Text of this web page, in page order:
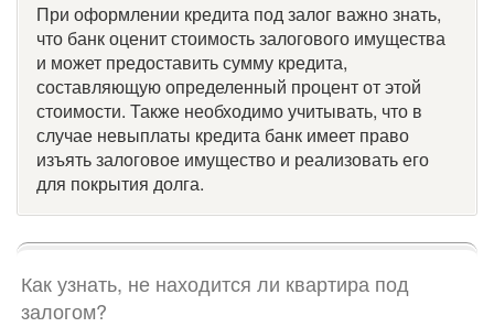
При оформлении кредита под залог важно знать,
что банк оценит стоимость залогового имущества
и может предоставить сумму кредита,
составляющую определенный процент от этой
стоимости. Также необходимо учитывать, что в
случае невыплаты кредита банк имеет право
изъять залоговое имущество и реализовать его
для покрытия долга.
Как узнать, не находится ли квартира под
залогом?